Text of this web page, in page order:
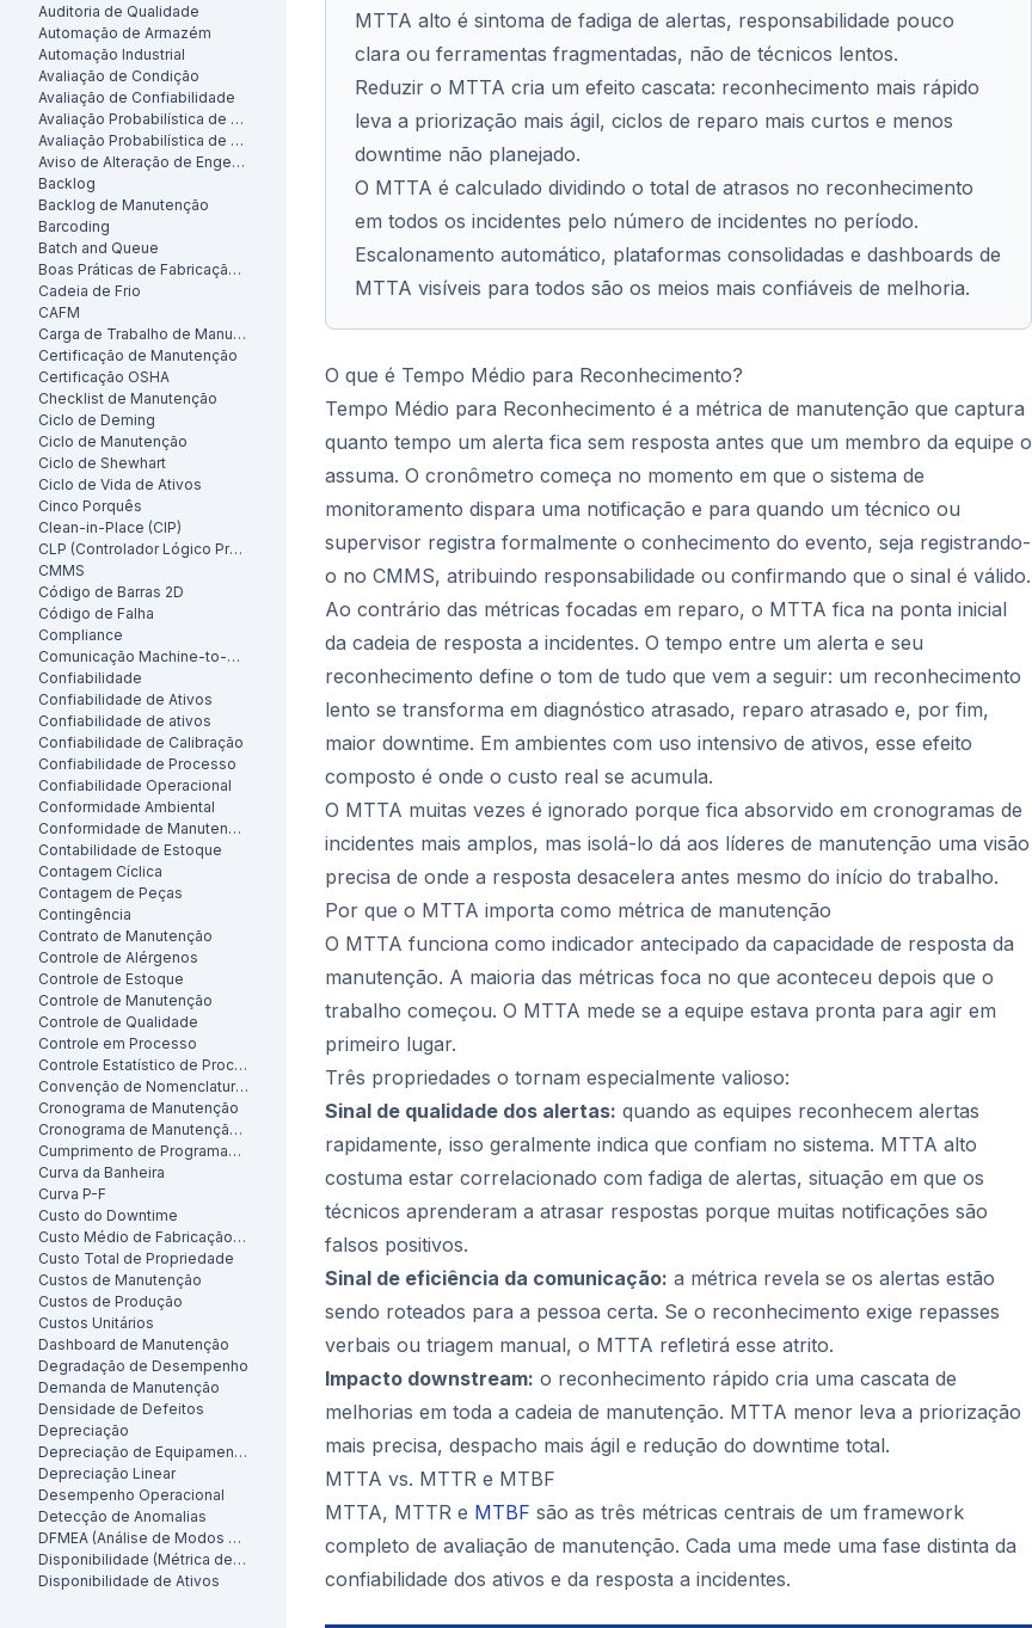
Auditoria de Qualidade
Automação de Armazém
Automação Industrial
Avaliação de Condição
Avaliação de Confiabilidade
Avaliação Probabilística de Risco
Avaliação Probabilística de Segurança
Aviso de Alteração de Engenharia
Backlog
Backlog de Manutenção
Barcoding
Batch and Queue
Boas Práticas de Fabricação (BPF)
Cadeia de Frio
CAFM
Carga de Trabalho de Manutenção
Certificação de Manutenção
Certificação OSHA
Checklist de Manutenção
Ciclo de Deming
Ciclo de Manutenção
Ciclo de Shewhart
Ciclo de Vida de Ativos
Cinco Porquês
Clean-in-Place (CIP)
CLP (Controlador Lógico Programável)
CMMS
Código de Barras 2D
Código de Falha
Compliance
Comunicação Machine-to-Machine (M2M)
Confiabilidade
Confiabilidade de Ativos
Confiabilidade de ativos
Confiabilidade de Calibração
Confiabilidade de Processo
Confiabilidade Operacional
Conformidade Ambiental
Conformidade de Manutenção Preventiva
Contabilidade de Estoque
Contagem Cíclica
Contagem de Peças
Contingência
Contrato de Manutenção
Controle de Alérgenos
Controle de Estoque
Controle de Manutenção
Controle de Qualidade
Controle em Processo
Controle Estatístico de Processo
Convenção de Nomenclatura de Ativos
Cronograma de Manutenção
Cronograma de Manutenção Preventiva
Cumprimento de Programação
Curva da Banheira
Curva P-F
Custo do Downtime
Custo Médio de Fabricação por Unidade
Custo Total de Propriedade
Custos de Manutenção
Custos de Produção
Custos Unitários
Dashboard de Manutenção
Degradação de Desempenho
Demanda de Manutenção
Densidade de Defeitos
Depreciação
Depreciação de Equipamentos
Depreciação Linear
Desempenho Operacional
Detecção de Anomalias
DFMEA (Análise de Modos de Falha e Efeitos de Projeto)
Disponibilidade (Métrica de Manutenção)
Disponibilidade de Ativos
MTTA alto é sintoma de fadiga de alertas, responsabilidade pouco
clara ou ferramentas fragmentadas, não de técnicos lentos.
Reduzir o MTTA cria um efeito cascata: reconhecimento mais rápido
leva a priorização mais ágil, ciclos de reparo mais curtos e menos
downtime não planejado.
O MTTA é calculado dividindo o total de atrasos no reconhecimento
em todos os incidentes pelo número de incidentes no período.
Escalonamento automático, plataformas consolidadas e dashboards de
MTTA visíveis para todos são os meios mais confiáveis de melhoria.
O que é Tempo Médio para Reconhecimento?
Tempo Médio para Reconhecimento é a métrica de manutenção que captura
quanto tempo um alerta fica sem resposta antes que um membro da equipe o
assuma. O cronômetro começa no momento em que o sistema de
monitoramento dispara uma notificação e para quando um técnico ou
supervisor registra formalmente o conhecimento do evento, seja registrando-
o no CMMS, atribuindo responsabilidade ou confirmando que o sinal é válido.
Ao contrário das métricas focadas em reparo, o MTTA fica na ponta inicial
da cadeia de resposta a incidentes. O tempo entre um alerta e seu
reconhecimento define o tom de tudo que vem a seguir: um reconhecimento
lento se transforma em diagnóstico atrasado, reparo atrasado e, por fim,
maior downtime. Em ambientes com uso intensivo de ativos, esse efeito
composto é onde o custo real se acumula.
O MTTA muitas vezes é ignorado porque fica absorvido em cronogramas de
incidentes mais amplos, mas isolá-lo dá aos líderes de manutenção uma visão
precisa de onde a resposta desacelera antes mesmo do início do trabalho.
Por que o MTTA importa como métrica de manutenção
O MTTA funciona como indicador antecipado da capacidade de resposta da
manutenção. A maioria das métricas foca no que aconteceu depois que o
trabalho começou. O MTTA mede se a equipe estava pronta para agir em
primeiro lugar.
Três propriedades o tornam especialmente valioso:
Sinal de qualidade dos alertas: quando as equipes reconhecem alertas
rapidamente, isso geralmente indica que confiam no sistema. MTTA alto
costuma estar correlacionado com fadiga de alertas, situação em que os
técnicos aprenderam a atrasar respostas porque muitas notificações são
falsos positivos.
Sinal de eficiência da comunicação: a métrica revela se os alertas estão
sendo roteados para a pessoa certa. Se o reconhecimento exige repasses
verbais ou triagem manual, o MTTA refletirá esse atrito.
Impacto downstream: o reconhecimento rápido cria uma cascata de
melhorias em toda a cadeia de manutenção. MTTA menor leva a priorização
mais precisa, despacho mais ágil e redução do downtime total.
MTTA vs. MTTR e MTBF
MTTA, MTTR e MTBF são as três métricas centrais de um framework
completo de avaliação de manutenção. Cada uma mede uma fase distinta da
confiabilidade dos ativos e da resposta a incidentes.